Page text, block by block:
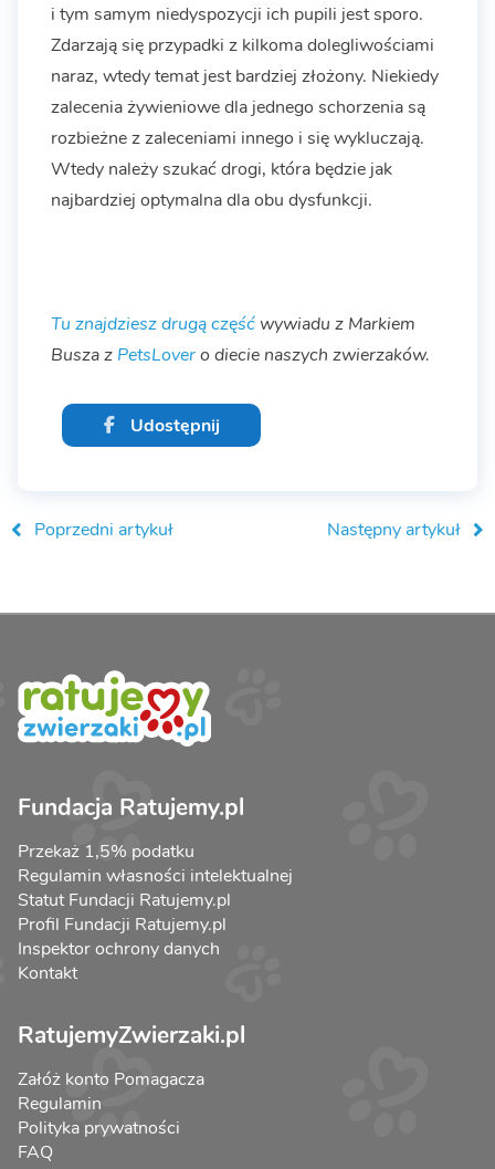
i tym samym niedyspozycji ich pupili jest sporo.
Zdarzają się przypadki z kilkoma dolegliwościami
naraz, wtedy temat jest bardziej złożony. Niekiedy
zalecenia żywieniowe dla jednego schorzenia są
rozbieżne z zaleceniami innego i się wykluczają.
Wtedy należy szukać drogi, która będzie jak
najbardziej optymalna dla obu dysfunkcji.
Tu znajdzieszdrugą część wywiadu z Markiem
Busza z PetsLovero diecie naszych zwierzaków.
Udostępnij
Poprzedni artykuł Następny artykuł
Fundacja Ratujemy.pl
Przekaż 1,5% podatku
Regulamin własności intelektualnej
Statut Fundacji Ratujemy.pl
Profil Fundacji Ratujemy.pl
Inspektor ochrony danych
Kontakt
RatujemyZwierzaki.pl
Załóż konto Pomagacza
Regulamin
Polityka prywatności
FAQ